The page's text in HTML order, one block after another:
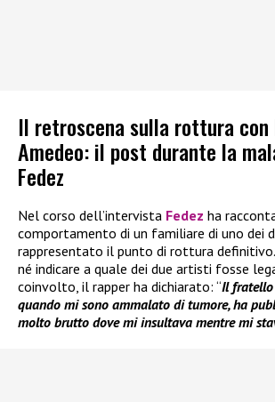
Il retroscena sulla rottura con
Amedeo: il post durante la
Fedez
Nel corso dell’intervista Fedez ha
comportamento di un familiare di uno dei
rappresentato il punto di rottura
né indicare a quale dei due artisti fosse
coinvolto, il rapper ha dichiarato: “Il fratello
quando mi sono ammalato di tumore, ha
molto brutto dove mi insultava mentre mi